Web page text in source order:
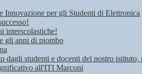
per gli Studenti di Elettronica
interscolastiche!
gli anni di piombo
dagli studenti e docenti del nostro
all'ITI Marconi